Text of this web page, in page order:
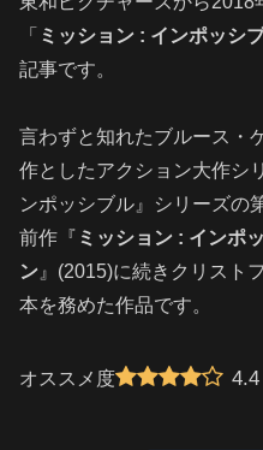
「 ミッション : インポッシ
記事です。
言わずと知れたブルース・
作としたアクション大作シ
ンポッシブル』シリーズの
前作『 ミッション : インポ
ン 』(2015)に続きクリスト
本を務めた作品です。
オススメ度 4.4